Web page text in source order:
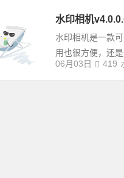
水印相机
水印相机是一款
用也很方便，还是
06月03日
419